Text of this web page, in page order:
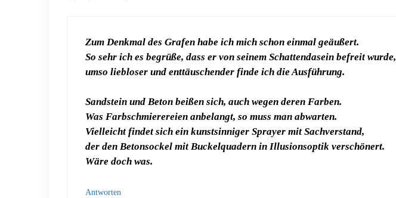
Zum Denkmal des Grafen habe ich mich schon einmal geäußert.
So sehr ich es begrüße, dass er von seinem Schattendasein befreit wurde,
umso liebloser und enttäuschender finde ich die Ausführung.
Sandstein und Beton beißen sich, auch wegen deren Farben.
Was Farbschmierereien anbelangt, so muss man abwarten.
Vielleicht findet sich ein kunstsinniger Sprayer mit Sachverstand,
der den Betonsockel mit Buckelquadern in Illusionsoptik verschönert.
Wäre doch was.
Antworten